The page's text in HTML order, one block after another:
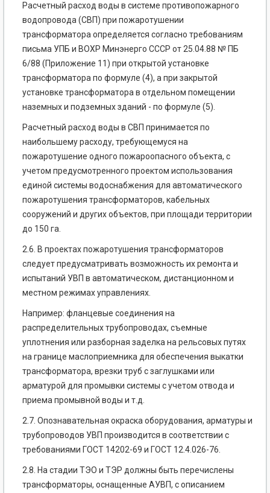
Расчетный расход воды в системе противопожарного
водопровода (СВП) при пожаротушении
трансформатора определяется согласно требованиям
письма УПБ и ВОХР Минэнерго СССР от 25.04.88 № ПБ
6/88 (Приложение 11) при открытой установке
трансформатора по формуле (4), а при закрытой
установке трансформатора в отдельном помещении
наземных и подземных зданий - по формуле (5).
Расчетный расход воды в СВП принимается по
наибольшему расходу, требующемуся на
пожаротушение одного пожароопасного объекта, с
учетом предусмотренного проектом использования
единой системы водоснабжения для автоматического
пожаротушения трансформаторов, кабельных
сооружений и других объектов, при площади территории
до 150 га.
2.6. В проектах пожаротушения трансформаторов
следует предусматривать возможность их ремонта и
испытаний УВП в автоматическом, дистанционном и
местном режимах управлениях.
Например: фланцевые соединения на
распределительных трубопроводах, съемные
уплотнения или разборная заделка на рельсовых путях
на границе маслоприемника для обеспечения выкатки
трансформатора, врезки труб с заглушками или
арматурой для промывки системы с учетом отвода и
приема промывной воды и т.д.
2.7. Опознавательная окраска оборудования, арматуры и
трубопроводов УВП производится в соответствии с
требованиями ГОСТ 14202-69 и ГОСТ 12.4.026-76.
2.8. На стадии ТЭО и ТЭР должны быть перечислены
трансформаторы, оснащенные АУВП, с описанием